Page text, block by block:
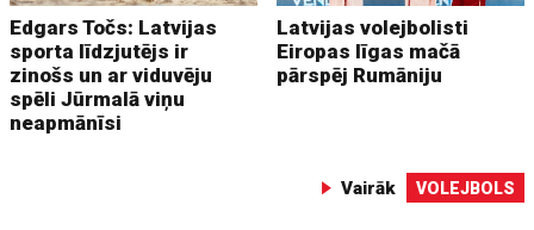
Edgars Točs: Latvijas
sporta līdzjutējs ir
zinošs un ar viduvēju
spēli Jūrmalā viņu
neapmānīsi
Latvijas volejbolisti
Eiropas līgas mačā
pārspēj Rumāniju
Vairāk VOLEJBOLS